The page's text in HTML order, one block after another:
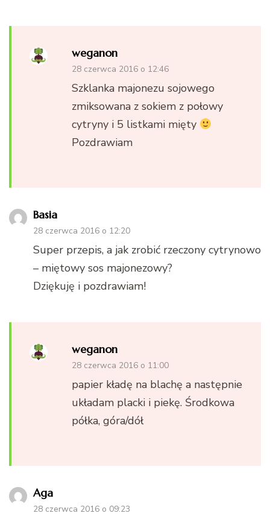
weganon
28 czerwca 2016 o 12:46
Szklanka majonezu sojowego
zmiksowana z sokiem z połowy
cytryny i 5 listkami mięty
Pozdrawiam
Basia
28 czerwca 2016 o 12:20
Super przepis, a jak zrobić rzeczony cytrynowo
– miętowy sos majonezowy?
Dziękuję i pozdrawiam!
weganon
28 czerwca 2016 o 11:00
papier kładę na blachę a następnie
układam placki i piekę. Środkowa
półka, góra/dół
Aga
28 czerwca 2016 o 09:23